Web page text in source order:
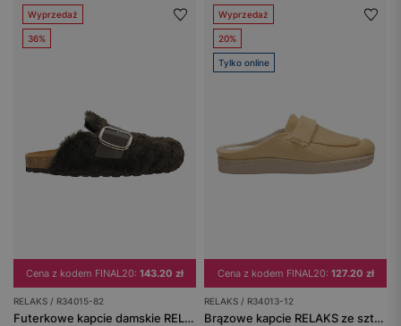
Wyprzedaż
36%
Cena z kodem FINAL20: 143.20 zł
RELAKS / R34015-82
Futerkowe kapcie damskie RELAKS na korkowej podeszwie
Wyprzedaż
20%
Tylko online
Cena z kodem FINAL20: 127.20 zł
RELAKS / R34013-12
Brązowe kapcie RELAKS ze sztucznego futerka